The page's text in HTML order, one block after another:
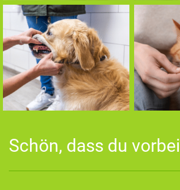
Schön, dass du